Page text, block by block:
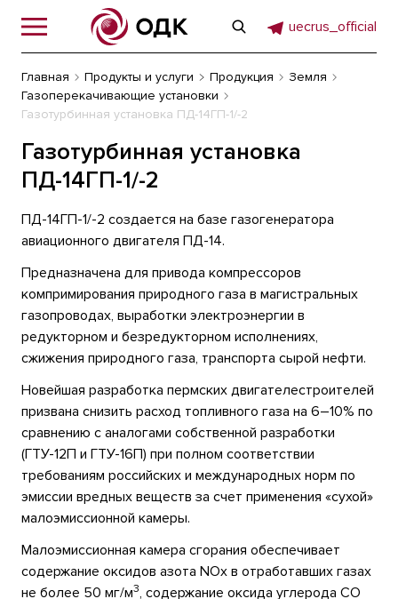
uecrus_official
Главная Продукты и услуги Продукция
Земля
Газоперекачивающие установки
Газотурбинная установка ПД-14ГП-1/-2
Газотурбинная установка
ПД-14ГП-1/-2
ПД-14ГП-1/-2 создается на базе газогенератора
авиационного двигателя ПД-14.
Предназначена для привода компрессоров
компримирования природного газа в магистральных
газопроводах, выработки электроэнергии в
редукторном и безредукторном исполнениях,
сжижения природного газа, транспорта сырой нефти.
Новейшая разработка пермских двигателестроителей
призвана снизить расход топливного газа на 6–10% по
сравнению с аналогами собственной разработки
(ГТУ-12П и ГТУ-16П) при полном соответствии
требованиям российских и международных норм по
эмиссии вредных веществ за счет применения «сухой»
малоэмиссионной камеры.
Малоэмиссионная камера сгорания обеспечивает
содержание оксидов азота NOx в отработавших газах
не более 50 мг/м3, содержание оксида углерода СО